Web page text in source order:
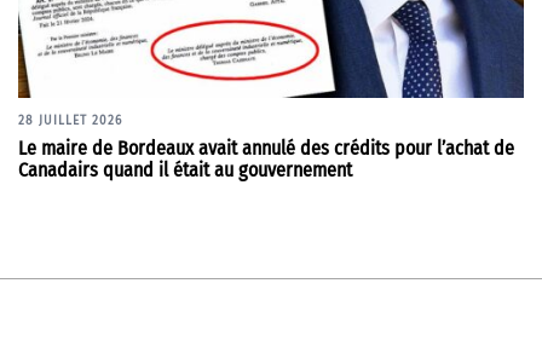
28 JUILLET 2026
Le maire de Bordeaux avait annulé des crédits pour l’achat de
Canadairs quand il était au gouvernement